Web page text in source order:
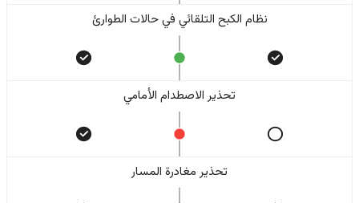
نظام الكبح التلقائي في حالات الطوارئ
تحذير الاصطدام الأمامي
تحذير مغادرة المسار